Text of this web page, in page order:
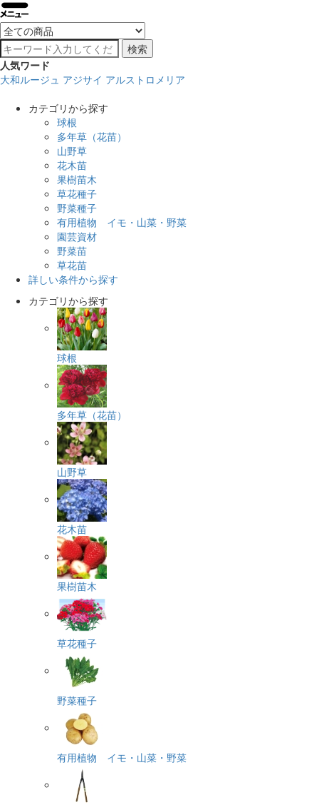
検索
人気ワード
大和ルージュ アジサイ アルストロメリア
カテゴリから探す
球根
多年草（花苗）
山野草
花木苗
果樹苗木
草花種子
野菜種子
有用植物 イモ・山菜・野菜
園芸資材
野菜苗
草花苗
詳しい条件から探す
カテゴリから探す
球根
多年草（花苗）
山野草
花木苗
果樹苗木
草花種子
野菜種子
有用植物 イモ・山菜・野菜